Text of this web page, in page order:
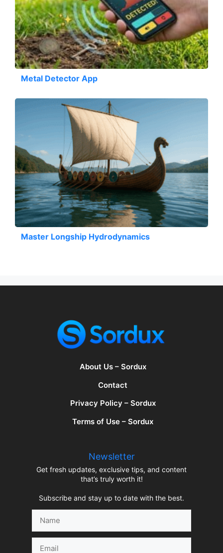
Metal Detector App
Master Longship Hydrodynamics
About Us – Sordux
Contact
Privacy Policy – Sordux
Terms of Use – Sordux
Newsletter
Get fresh updates, exclusive tips, and content
that’s truly worth it!
Subscribe and stay up to date with the best.